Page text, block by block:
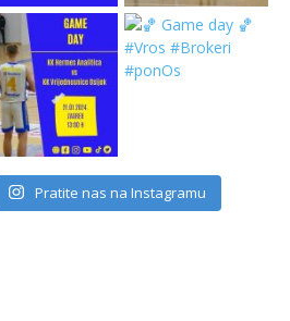
Pratite nas na Instagramu